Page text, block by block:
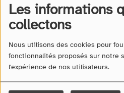
Les informations
collectons
Nous utilisons des cookies pour
fonctionnalités proposés sur notre
l'expérience de nos utilisateurs.